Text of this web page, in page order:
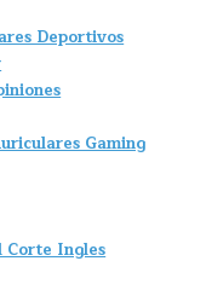
Deportivos
Gaming
Corte Ingles